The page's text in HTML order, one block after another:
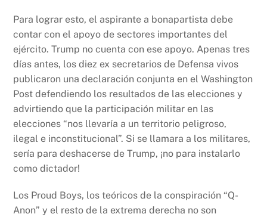
Para lograr esto, el aspirante a bonapartista debe
contar con el apoyo de sectores importantes del
ejército. Trump no cuenta con ese apoyo. Apenas tres
días antes, los diez ex secretarios de Defensa vivos
publicaron una declaración conjunta en el Washington
Post defendiendo los resultados de las elecciones y
advirtiendo que la participación militar en las
elecciones “nos llevaría a un territorio peligroso,
ilegal e inconstitucional”. Si se llamara a los militares,
sería para deshacerse de Trump, ¡no para instalarlo
como dictador!
Los Proud Boys, los teóricos de la conspiración “Q-
Anon” y el resto de la extrema derecha no son